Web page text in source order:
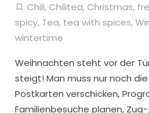
Chili, Chilitea, Christmas,
spicy, Tea, tea with spices,
wintertime
Weihnachten steht vor der
steigt! Man muss nur noch
Postkarten verschicken,
Familienbesuche planen,